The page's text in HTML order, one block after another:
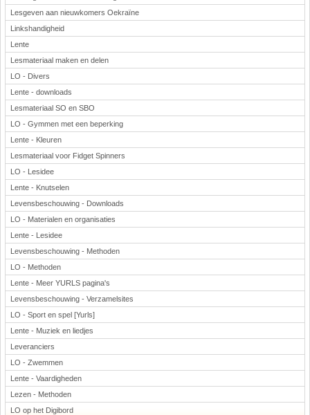
Lesgeven aan nieuwkomers Oekraïne
Linkshandigheid
Lente
Lesmateriaal maken en delen
LO - Divers
Lente - downloads
Lesmateriaal SO en SBO
LO - Gymmen met een beperking
Lente - Kleuren
Lesmateriaal voor Fidget Spinners
LO - Lesidee
Lente - Knutselen
Levensbeschouwing - Downloads
LO - Materialen en organisaties
Lente - Lesidee
Levensbeschouwing - Methoden
LO - Methoden
Lente - Meer YURLS pagina's
Levensbeschouwing - Verzamelsites
LO - Sport en spel [Yurls]
Lente - Muziek en liedjes
Leveranciers
LO - Zwemmen
Lente - Vaardigheden
Lezen - Methoden
LO op het Digibord